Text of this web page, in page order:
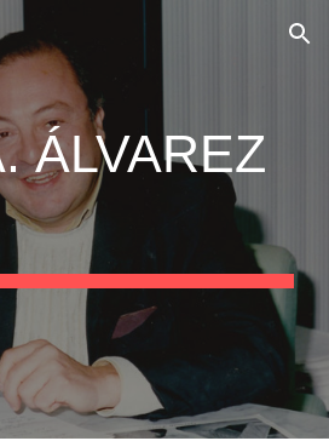
Skip to navigation
ÁLVAREZ